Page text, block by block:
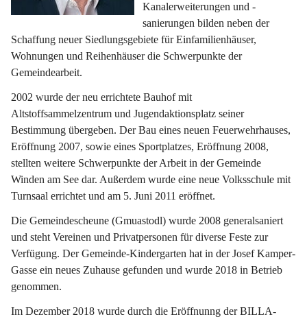
Kanalerweiterungen und -
sanierungen bilden neben der
Schaffung neuer Siedlungsgebiete für Einfamilienhäuser,
Wohnungen und Reihenhäuser die Schwerpunkte der
Gemeindearbeit.
2002 wurde der neu errichtete Bauhof mit
Altstoffsammelzentrum und Jugendaktionsplatz seiner
Bestimmung übergeben. Der Bau eines neuen Feuerwehrhauses,
Eröffnung 2007, sowie eines Sportplatzes, Eröffnung 2008,
stellten weitere Schwerpunkte der Arbeit in der Gemeinde
Winden am See dar. Außerdem wurde eine neue Volksschule mit
Turnsaal errichtet und am 5. Juni 2011 eröffnet.
Die Gemeindescheune (Gmuastodl) wurde 2008 generalsaniert
und steht Vereinen und Privatpersonen für diverse Feste zur
Verfügung. Der Gemeinde-Kindergarten hat in der Josef Kamper-
Gasse ein neues Zuhause gefunden und wurde 2018 in Betrieb
genommen.
Im Dezember 2018 wurde durch die Eröffnunng der BILLA-